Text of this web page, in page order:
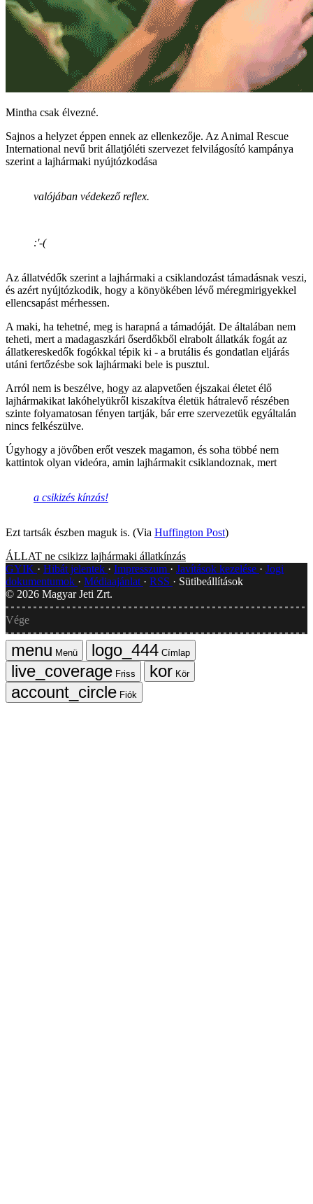
Mintha csak élvezné.
Sajnos a helyzet éppen ennek az ellenkezője. Az Animal Rescue
International nevű brit állatjóléti szervezet felvilágosító kampánya
szerint a lajhármaki nyújtózkodása
valójában védekező reflex.
:'-(
Az állatvédők szerint a lajhármaki a csiklandozást támadásnak veszi,
és azért nyújtózkodik, hogy a könyökében lévő méregmirigyekkel
ellencsapást mérhessen.
A maki, ha tehetné, meg is harapná a támadóját. De általában nem
teheti, mert a madagaszkári őserdőkből elrabolt állatkák fogát az
állatkereskedők fogókkal tépik ki - a brutális és gondatlan eljárás
utáni fertőzésbe sok lajhármaki bele is pusztul.
Arról nem is beszélve, hogy az alapvetően éjszakai életet élő
lajhármakikat lakóhelyükről kiszakítva életük hátralevő részében
szinte folyamatosan fényen tartják, bár erre szervezetük egyáltalán
nincs felkészülve.
Úgyhogy a jövőben erőt veszek magamon, és soha többé nem
kattintok olyan videóra, amin lajhármakit csiklandoznak, mert
a csikizés kínzás!
Ezt tartsák észben maguk is. (Via Huffington Post)
ÁLLAT ne csikizz lajhármaki állatkínzás
GYIK
Hibát jelentek Impresszum Javítások kezelése
Jogi
dokumentumok
Médiaajánlat RSS
Sütibeállítások
© 2026 Magyar Jeti Zrt.
Vége
Menü
Címlap
Friss
Kör
Fiók